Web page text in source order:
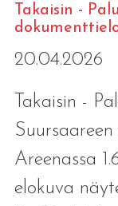
Takaisin -
20.04.2026
Takaisin -
Areenassa
elokuva